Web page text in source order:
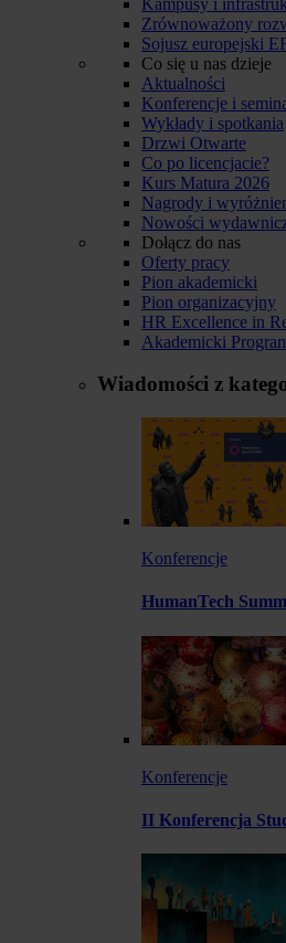
Zrównoważony
Sojusz europejski
Co się u nas dzieje
Aktualności
Konferencje i
Wykłady i spotkania
Drzwi Otwarte
Co po licencjacie?
Kurs Matura 2026
Nagrody i
Nowości
Dołącz do nas
Oferty pracy
Pion akademicki
Pion organizacyjny
HR Excellence in
Akademicki
Wiadomości z
Konferencje
HumanTech
Konferencje
II Konferencja